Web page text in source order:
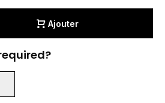
Ajouter